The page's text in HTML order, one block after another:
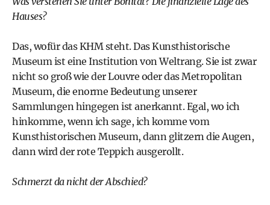
Hauses?
Das, wofür das KHM steht. Das Kunsthistorische
Museum ist eine Institution von Weltrang. Sie ist zwar
nicht so groß wie der Louvre oder das Metropolitan
Museum, die enorme Bedeutung unserer
Sammlungen hingegen ist anerkannt. Egal, wo ich
hinkomme, wenn ich sage, ich komme vom
Kunsthistorischen Museum, dann glitzern die Augen,
dann wird der rote Teppich ausgerollt.
Schmerzt da nicht der Abschied?